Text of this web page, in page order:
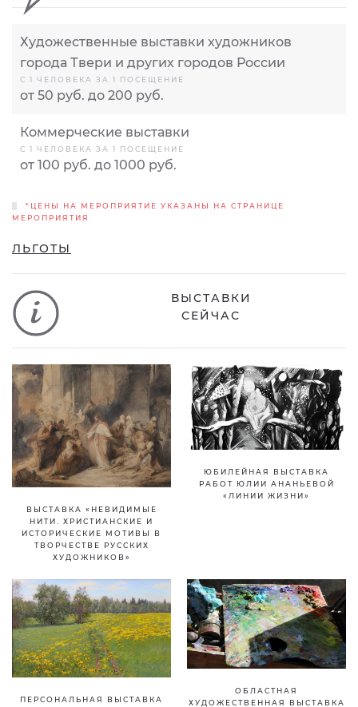
Художественные выставки художников
города Твери и других городов России
С 1 ЧЕЛОВЕКА ЗА 1 ПОСЕЩЕНИЕ
от 50 руб. до 200 руб.
Коммерческие выставки
С 1 ЧЕЛОВЕКА ЗА 1 ПОСЕЩЕНИЕ
от 100 руб. до 1000 руб.
*ЦЕНЫ НА МЕРОПРИЯТИЕ УКАЗАНЫ НА СТРАНИЦЕ
МЕРОПРИЯТИЯ
ЛЬГОТЫ
ВЫСТАВКИ
СЕЙЧАС
ВЫСТАВКА «НЕВИДИМЫЕ
НИТИ. ХРИСТИАНСКИЕ И
ИСТОРИЧЕСКИЕ МОТИВЫ В
ТВОРЧЕСТВЕ РУССКИХ
ХУДОЖНИКОВ»
ЮБИЛЕЙНАЯ ВЫСТАВКА
РАБОТ ЮЛИИ АНАНЬЕВОЙ
«ЛИНИИ ЖИЗНИ»
ПЕРСОНАЛЬНАЯ ВЫСТАВКА
ОБЛАСТНАЯ
ХУДОЖЕСТВЕННАЯ ВЫСТАВКА